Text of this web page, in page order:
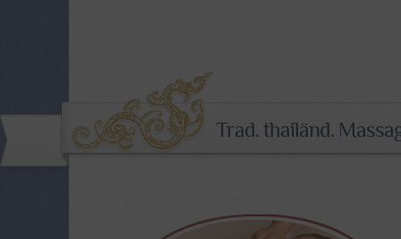
Trad. thailänd.